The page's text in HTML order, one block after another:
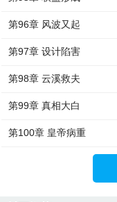
第96章 风波又起
第97章 设计陷害
第98章 云溪救夫
第99章 真相大白
第100章 皇帝病重